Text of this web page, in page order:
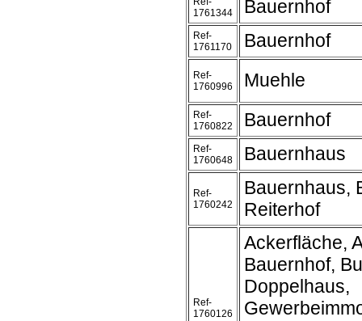
1761344
Bauernhof
Ref-
1761170
Bauernhof
Ref-
1760996
Muehle
Ref-
1760822
Bauernhof
Ref-
1760648
Bauernhaus
Ref-
1760242
Bauernhaus,
Reiterhof
Ref-
1760126
Ackerfläche,
Bauernhof,
Doppelhaus,